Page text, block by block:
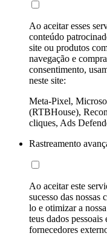
Ao aceitar esses
conteúdo
site ou produtos
navegação e
consentimento,
neste site:
Meta-Pixel,
(RTBHouse),
cliques, Ads
Rastreamento
Ao aceitar este
sucesso das
lo e otimizar a
teus dados
fornecedores